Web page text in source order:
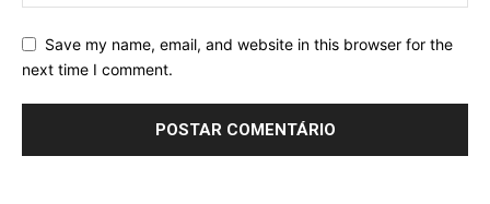
Save my name, email, and website in this browser for the
next time I comment.